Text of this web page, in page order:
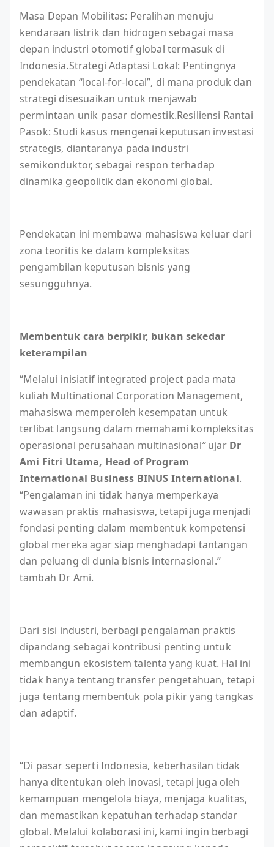
Masa Depan Mobilitas: Peralihan menuju
kendaraan listrik dan hidrogen sebagai masa
depan industri otomotif global termasuk di
Indonesia.Strategi Adaptasi Lokal: Pentingnya
pendekatan “local-for-local”, di mana produk dan
strategi disesuaikan untuk menjawab
permintaan unik pasar domestik.Resiliensi Rantai
Pasok: Studi kasus mengenai keputusan investasi
strategis, diantaranya pada industri
semikonduktor, sebagai respon terhadap
dinamika geopolitik dan ekonomi global.
Pendekatan ini membawa mahasiswa keluar dari
zona teoritis ke dalam kompleksitas
pengambilan keputusan bisnis yang
sesungguhnya.
Membentuk cara berpikir, bukan sekedar
keterampilan
“Melalui inisiatif integrated project pada mata
kuliah Multinational Corporation Management,
mahasiswa memperoleh kesempatan untuk
terlibat langsung dalam memahami kompleksitas
operasional perusahaan multinasional”ujar Dr
Ami Fitri Utama, Head of Program
International Business BINUS International.
“Pengalaman ini tidak hanya memperkaya
wawasan praktis mahasiswa, tetapi juga menjadi
fondasi penting dalam membentuk kompetensi
global mereka agar siap menghadapi tantangan
dan peluang di dunia bisnis internasional.”
tambah Dr Ami.
Dari sisi industri, berbagi pengalaman praktis
dipandang sebagai kontribusi penting untuk
membangun ekosistem talenta yang kuat. Hal ini
tidak hanya tentang transfer pengetahuan, tetapi
juga tentang membentuk pola pikir yang tangkas
dan adaptif.
“Di pasar seperti Indonesia, keberhasilan tidak
hanya ditentukan oleh inovasi, tetapi juga oleh
kemampuan mengelola biaya, menjaga kualitas,
dan memastikan kepatuhan terhadap standar
global. Melalui kolaborasi ini, kami ingin berbagi